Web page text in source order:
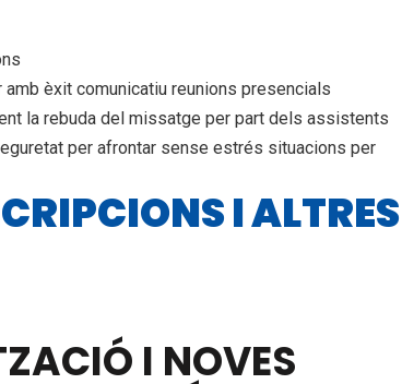
èxit comunicatiu reunions presencials
la rebuda del missatge per part dels assistents
per afrontar sense estrés situacions per
I ALTRES
I NOVES